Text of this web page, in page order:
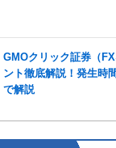
GMOクリック証券（
ント徹底解説！発生時
で解説